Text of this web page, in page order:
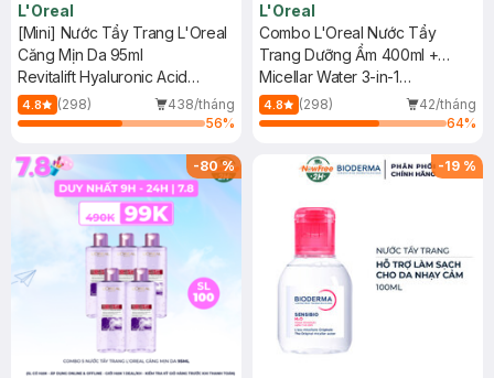
L'Oreal
[Mini] Nước Tẩy Trang L'Oreal
Căng Mịn Da 95ml
Revitalift Hyaluronic Acid
Hydrating Micellar Water
4.8 (298)
438/tháng
56%
L'Oreal
Combo L'Oreal Nước Tẩy
Trang Dưỡng Ẩm 400ml +
Nước Tẩy Trang Căng Mịn Da
95ml
Micellar Water 3-in-1
Moisturizing Even For Sensitive
Skin + Revitalift Hyaluronic Acid
4.8 (298)
42/tháng
64%
-80% -19 %